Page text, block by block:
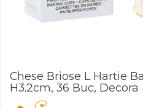
Alune de Padure
Compot si Cocktail
Creme de Fructe
Bastonase Lemn
Chese Briose L Hartie
H3.2cm, 36 Buc, Decora